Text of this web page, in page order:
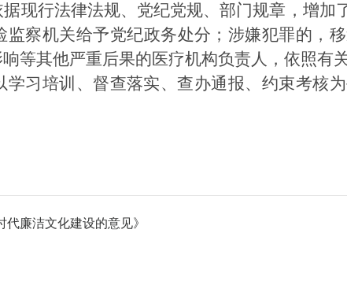
据现行法律法规、党纪党规、部门规章，增
监察机关给予党纪政务处分；涉嫌犯罪的，
等其他严重后果的医疗机构负责人，依照有
学习培训、督查落实、查办通报、约束考核
廉洁文化建设的意见》